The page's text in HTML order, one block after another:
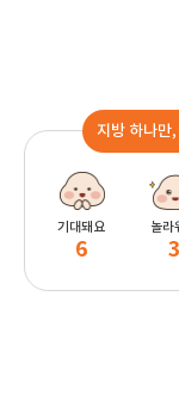
지방 하나만
기대돼요
6
놀라
3